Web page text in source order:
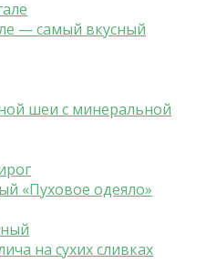
— самый вкусный
шеи с минеральной
«Пуховое одеяло»
на сухих сливках